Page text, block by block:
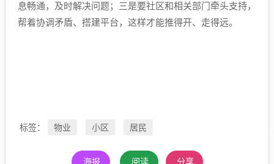
息畅通，及时解决问题；三是要社区和相关部门牵头支持，
帮着协调矛盾、搭建平台，这样才能推得开、走得远。
标签： 物业 小区 居民
海报 阅读 分享